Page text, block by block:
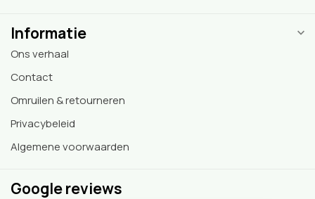
Informatie
Ons verhaal
Contact
Omruilen & retourneren
Privacybeleid
Algemene voorwaarden
Google reviews